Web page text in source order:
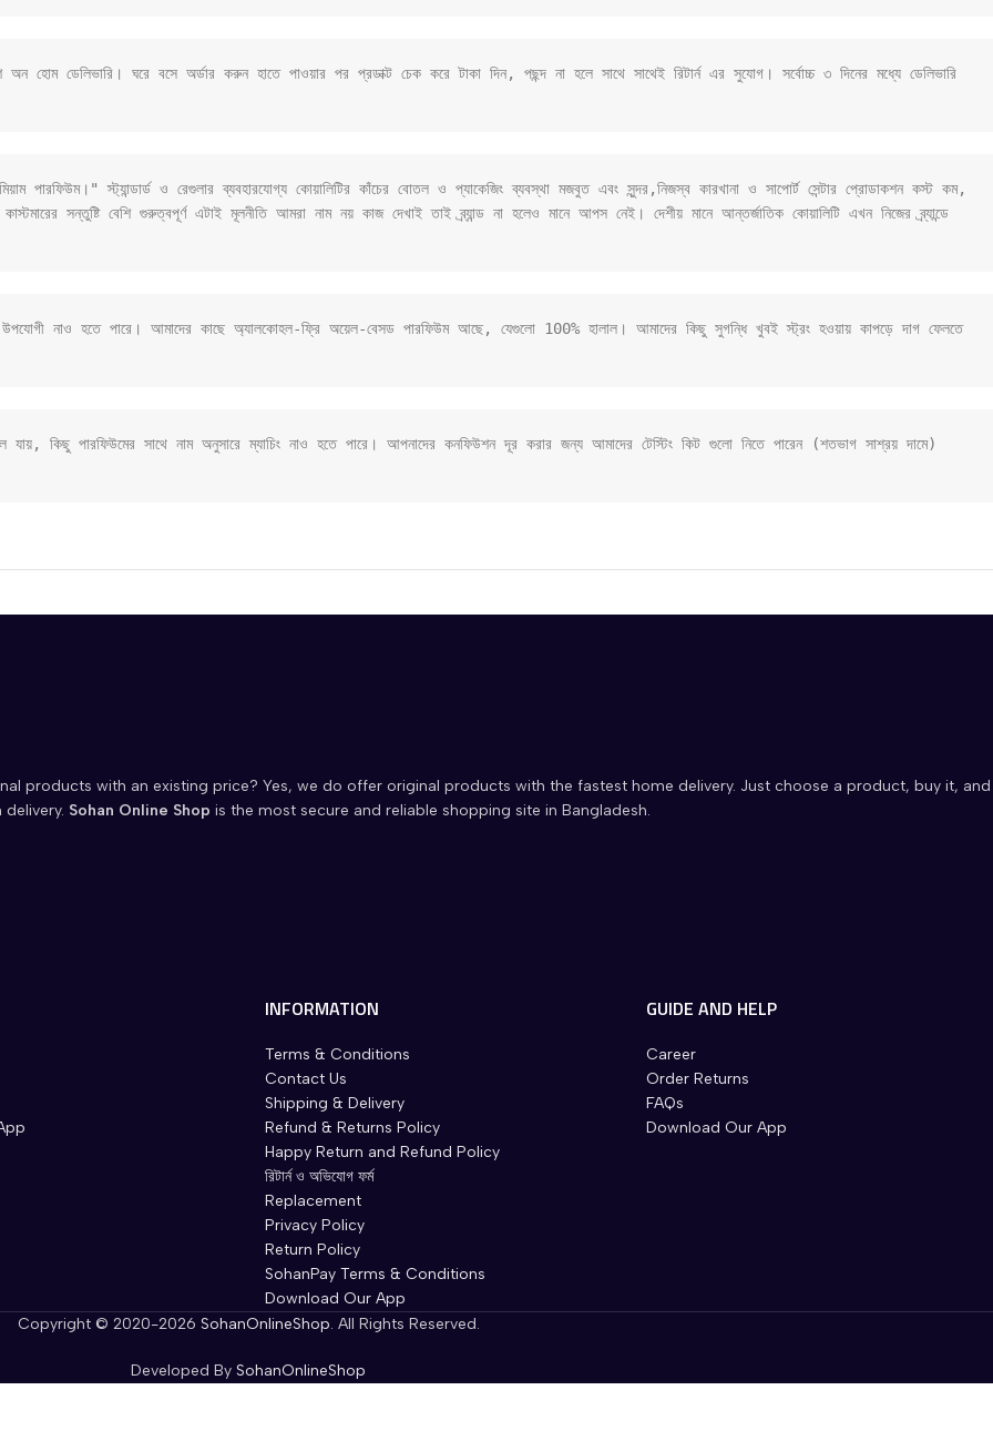
অন হোম ডেলিভারি। ঘরে বসে অর্ডার করুন হাতে পাওয়ার পর প্রডাক্ট চেক করে টাকা দিন, পছন্দ না হলে সাথে সাথেই রিটার্ন এর সুযোগ। সর্বোচ্চ ৩ দিনের মধ্যে ডেলিভারি
পারফিউম।" স্ট্যান্ডার্ড ও রেগুলার ব্যবহারযোগ্য কোয়ালিটির কাঁচের বোতল ও প্যাকেজিং ব্যবস্থা মজবুত এবং সুন্দর,নিজস্ব কারখানা ও সাপোর্ট সেন্টার প্রোডাকশন কস্ট কম,
সন্তুষ্টি বেশি গুরুত্বপূর্ণ এটাই মূলনীতি আমরা নাম নয় কাজ দেখাই তাই ব্র্যান্ড না হলেও মানে আপস নেই। দেশীয় মানে আন্তর্জাতিক কোয়ালিটি এখন নিজের ব্র্যান্ডে
উপযোগী নাও হতে পারে। আমাদের কাছে অ্যালকোহল-ফ্রি অয়েল-বেসড পারফিউম আছে, যেগুলো 100% হালাল। আমাদের কিছু সুগন্ধি খুবই স্ট্রং হওয়ায় কাপড়ে দাগ ফেলতে
যায়, কিছু পারফিউমের সাথে নাম অনুসারে ম্যাচিং নাও হতে পারে। আপনাদের কনফিউশন দূর করার জন্য আমাদের টেস্টিং কিট গুলো নিতে পারেন (শতভাগ সাশ্রয় দামে)
products with an existing price? Yes, we do offer original products with the fastest home delivery. Just choose a product, buy it, and
Sohan Online Shop is the most secure and reliable shopping site in Bangladesh.
INFORMATION
Terms & Conditions
Contact Us
Shipping & Delivery
Refund & Returns Policy
Happy Return and Refund Policy
রিটার্ন ও অভিযোগ ফর্ম
Replacement
Privacy Policy
Return Policy
SohanPay Terms & Conditions
Download Our App
GUIDE AND HELP
Career
Order Returns
FAQs
Download Our App
Copyright © 2020-2026 SohanOnlineShop. All Rights Reserved.
Developed By SohanOnlineShop